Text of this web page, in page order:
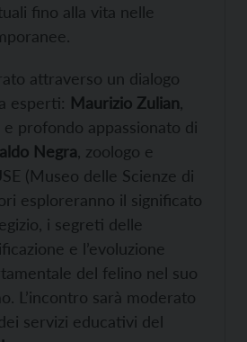
fino alla vita nelle
attraverso un dialogo
esperti: Maurizio Zulian
profondo appassionato di
Negra , zoologo e
(Museo delle Scienze di
esploreranno il significato
i segreti delle
e l’evoluzione
del felino nel suo
L’incontro sarà moderato
servizi educativi del